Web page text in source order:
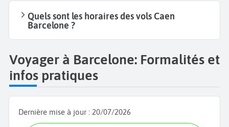
Quels sont les horaires des vols Caen
Barcelone ?
Voyager à Barcelone: Formalités et
infos pratiques
Dernière mise à jour : 20/07/2026